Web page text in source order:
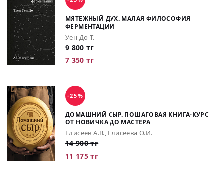
МЯТЕЖНЫЙ ДУХ. МАЛАЯ ФИЛОСОФИЯ
ФЕРМЕНТАЦИИ
Уен До Т.
9 800 тг
7 350 тг
-25%
ДОМАШНИЙ СЫР. ПОШАГОВАЯ КНИГА-КУРС
ОТ НОВИЧКА ДО МАСТЕРА
Елисеев А.В., Елисеева О.И.
14 900 тг
11 175 тг